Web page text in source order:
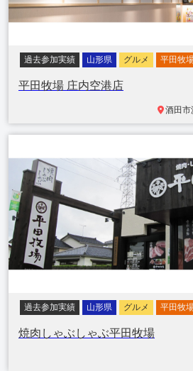
過去参加実績 山形県 グルメ 平田牧
平田牧場 庄内空港店
酒田市
過去参加実績 山形県 グルメ 平田牧
焼肉しゃぶしゃぶ平田牧場